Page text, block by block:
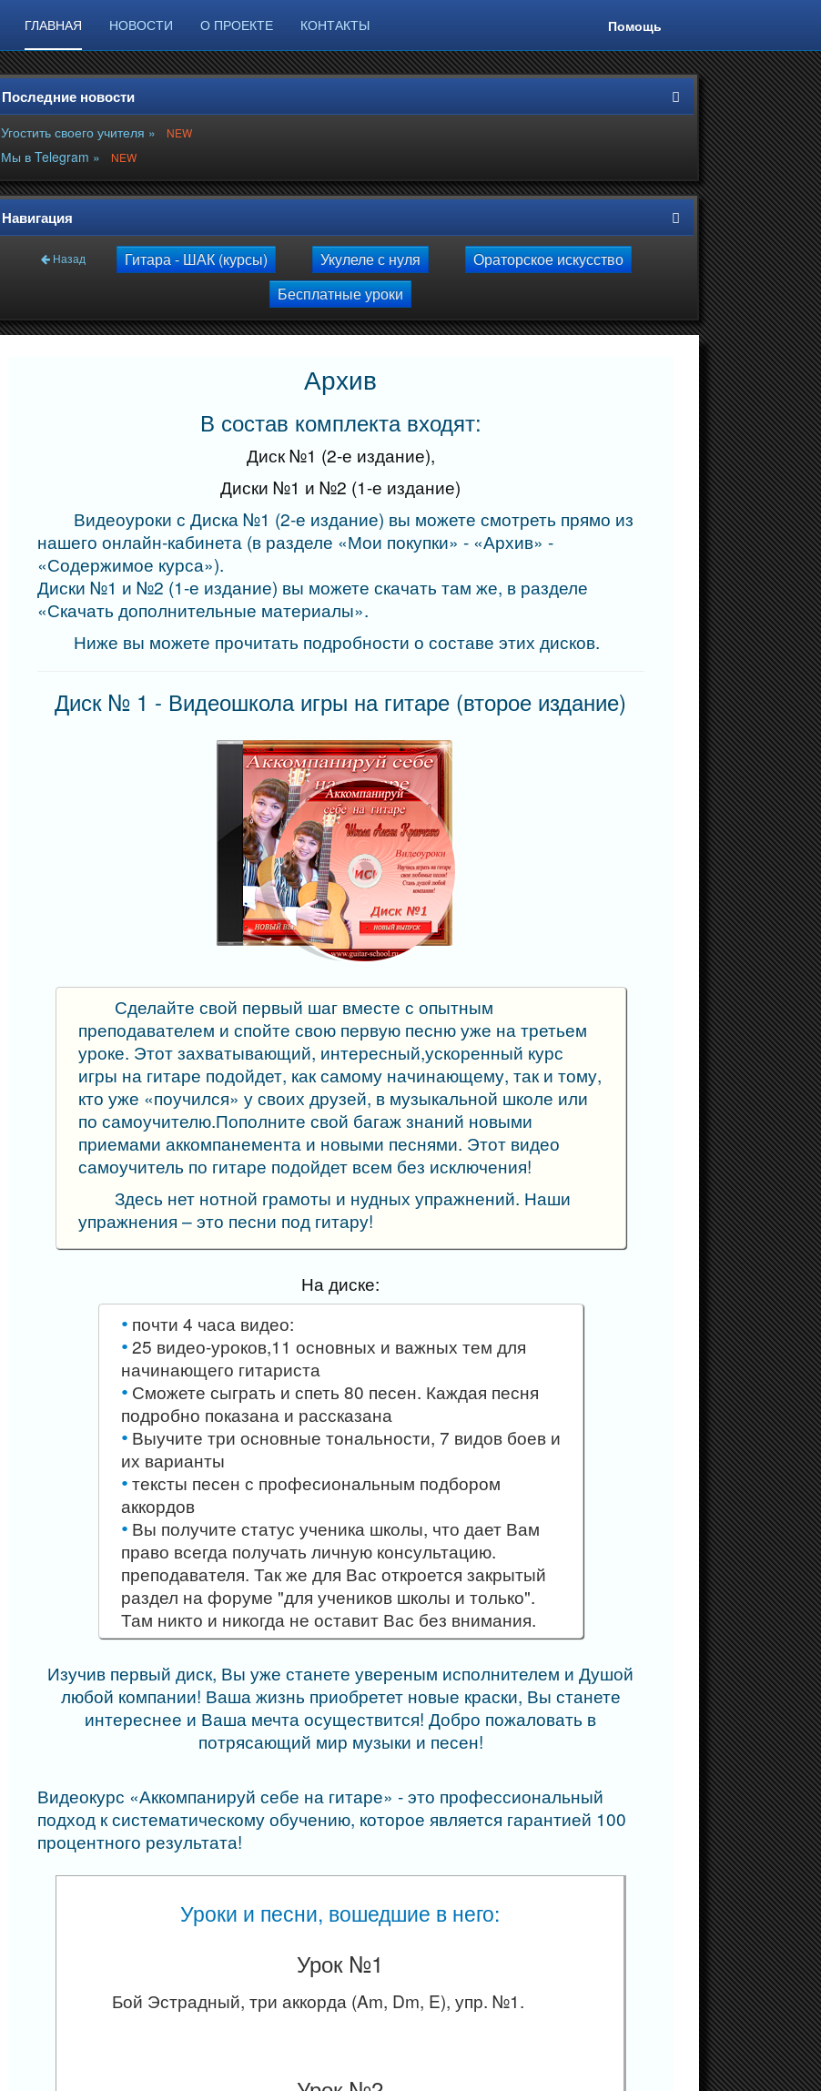
Помощь
ГЛАВНАЯ НОВОСТИ О ПРОЕКТЕ КОНТАКТЫ
Последние новости
Угостить своего учителя » NEW
Мы в Telegram » NEW
Навигация
Назад Гитара - ШАК (курсы) Укулеле с нуля
Ораторское искусство
Бесплатные уроки
Архив
В состав комплекта входят:
Диск №1 (2-е издание),
Диски №1 и №2 (1-е издание)
Видеоуроки с Диска №1 (2-е издание) вы можете смотреть прямо из
нашего онлайн-кабинета (в разделе «Мои покупки» - «Архив» -
«Содержимое курса»).
Диски №1 и №2 (1-е издание) вы можете скачать там же, в разделе
«Скачать дополнительные материалы».
Ниже вы можете прочитать подробности о составе этих дисков.
Диск № 1 - Видеошкола игры на гитаре (второе издание)
Сделайте свой первый шаг вместе с опытным
преподавателем и спойте свою первую песню уже на третьем
уроке. Этот захватывающий, интересный,ускоренный курс
игры на гитаре подойдет, как самому начинающему, так и тому,
кто уже «поучился» у своих друзей, в музыкальной школе или
по самоучителю.Пополните свой багаж знаний новыми
приемами аккомпанемента и новыми песнями. Этот видео
самоучитель по гитаре подойдет всем без исключения!
Здесь нет нотной грамоты и нудных упражнений. Наши
упражнения – это песни под гитару!
На диске:
почти 4 часа видео:
25 видео-уроков,11 основных и важных тем для
начинающего гитариста
Сможете сыграть и спеть 80 песен. Каждая песня
подробно показана и рассказана
Выучите три основные тональности, 7 видов боев и
их варианты
тексты песен с професиональным подбором
аккордов
Вы получите статус ученика школы, что дает Вам
право всегда получать личную консультацию.
преподавателя. Так же для Вас откроется закрытый
раздел на форуме "для учеников школы и только".
Там никто и никогда не оставит Вас без внимания.
Изучив первый диск, Вы уже станете увереным исполнителем и Душой
любой компании! Ваша жизнь приобретет новые краски, Вы станете
интереснее и Ваша мечта осуществится! Добро пожаловать в
потрясающий мир музыки и песен!
Видеокурс «Аккомпанируй себе на гитаре» - это профессиональный
подход к систематическому обучению, которое является гарантией 100
процентного результата!
Уроки и песни, вошедшие в него:
Урок №1
Бой Эстрадный, три аккорда (Am, Dm, E), упр. №1.